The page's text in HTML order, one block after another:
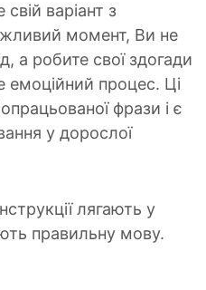
варіант з
момент, Ви не
а робите свої здогади
процес. Ці
фрази і є
у дорослої
лягають у
правильну мову.